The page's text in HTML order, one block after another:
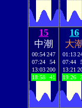
15
中潮
00:54247
07:24
54
13:03200
18:58
41
16
大潮
01:13
07:44
13:21
19:26